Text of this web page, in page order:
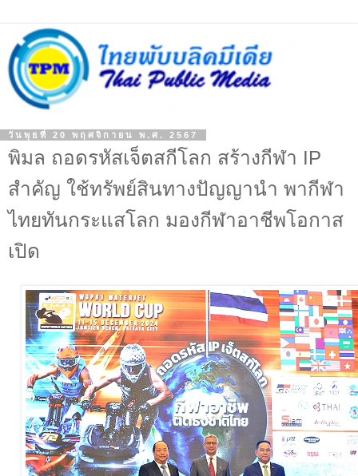
วันพุธที่ 20 พฤศจิกายน พ.ศ. 2567
พิมล ถอดรหัสเจ็ตสกีโลก สร้างกีฬา IP
สำคัญ ใช้ทรัพย์สินทางปัญญานำ พากีฬา
ไทยทันกระแสโลก มองกีฬาอาชีพโอกาส
เปิด